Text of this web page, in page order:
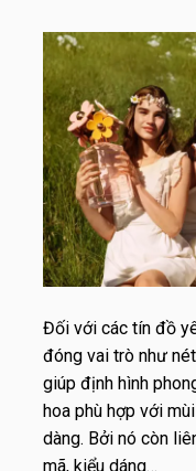
Đối với các tín đồ
đóng vai trò như
giúp định hình
hoa phù hợp với
dàng. Bởi nó còn
mã, kiểu dáng…